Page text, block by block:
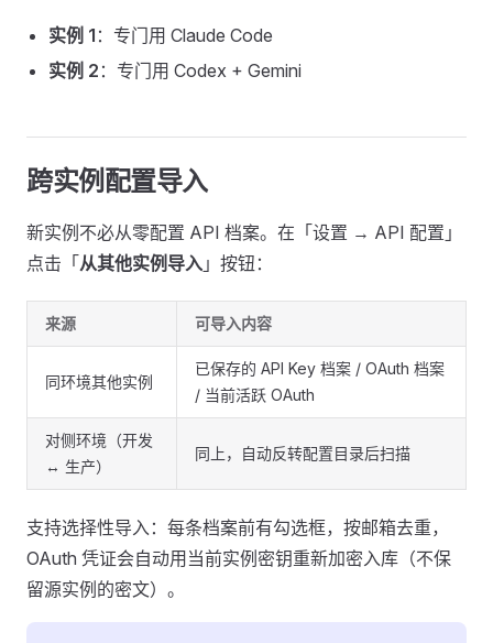
实例 1 ：专门用 Claude Code
实例 2 ：专门用 Codex + Gemini
跨实例配置导入
新实例不必从零配置 API 档案。在「设置 → API 配置」
点击「 从其他实例导入 」按钮：
来源 可导入内容
同环境其他实例
已保存的 API Key 档案 / OAuth 档案
/ 当前活跃 OAuth
对侧环境（开发
↔ 生产）
同上，自动反转配置目录后扫描
支持选择性导入：每条档案前有勾选框，按邮箱去重，
OAuth 凭证会自动用当前实例密钥重新加密入库（不保
留源实例的密文）。